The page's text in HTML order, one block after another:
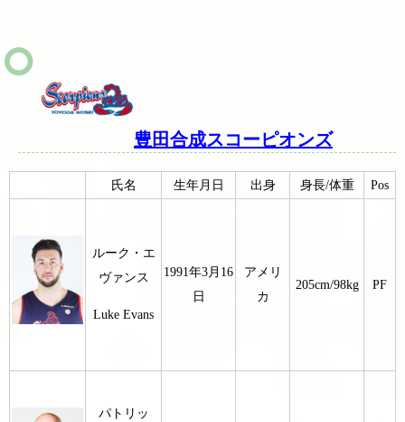
豊田合成スコーピオンズ
氏名 生年月日 出身 身長/体重 Pos
ルーク・エ
ヴァンス
Luke Evans
1991年3月16
日
アメリ
カ
205cm/98kg PF
パトリッ